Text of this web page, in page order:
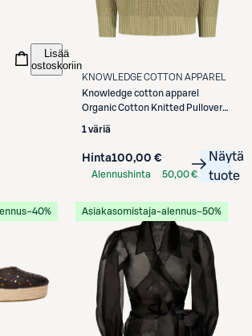
Lisää
ostoskoriin
KNOWLEDGE COTTON APPAREL
Knowledge cotton apparel
Organic Cotton Knitted Pullover
1 väriä
Hinta100,00 €
Alennushinta
50,00 €
Näytä
tuote
−40% Asiakasomistaja-alennus−50%